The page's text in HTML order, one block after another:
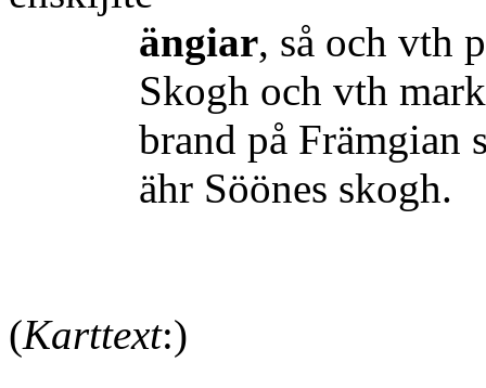
ängiar, så och vth
Skogh och vth mark
brand på Främgian
ähr Söönes skogh.
(Karttext:)